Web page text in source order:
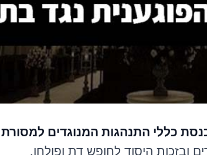
כללי התנהגות המנוגדים
ובזכות היסוד לחופש דת ופולחן.